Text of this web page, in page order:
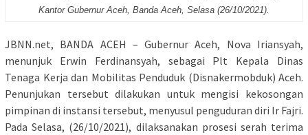
Kantor Gubernur Aceh, Banda Aceh, Selasa (26/10/2021).
JBNN.net, BANDA ACEH – Gubernur Aceh, Nova Iriansyah,
menunjuk Erwin Ferdinansyah, sebagai Plt Kepala Dinas
Tenaga Kerja dan Mobilitas Penduduk (Disnakermobduk) Aceh.
Penunjukan tersebut dilakukan untuk mengisi kekosongan
pimpinan di instansi tersebut, menyusul penguduran diri Ir Fajri.
Pada Selasa, (26/10/2021), dilaksanakan prosesi serah terima